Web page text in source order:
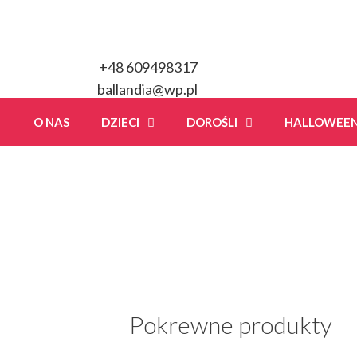
+48 609498317
ballandia@wp.pl
O NAS DZIECI DOROŚLI
Pokrewne produkty